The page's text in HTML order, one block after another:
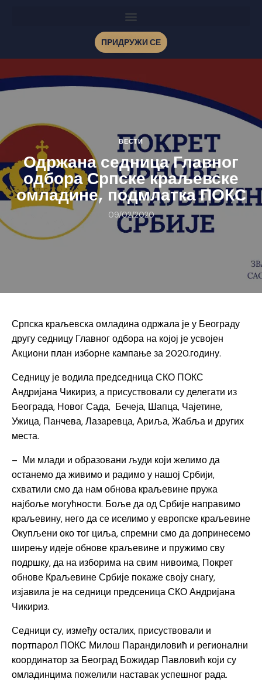
ПРИДРУЖИ СЕ
ВЕСТИ
Одржана седница Главног
одбора Српске краљевске
омладине, подмлатка ПОКС
09/02/2020
Српска краљевска омладина одржала је у Београду
другу седницу Главног одбора на којој је усвојен
Акциони план изборне кампање за 2020.годину.
Седницу је водила председница СКО ПОКС
Андријана Чикириз, а присуствовали су делегати из
Београда, Новог Сада, Бечеја, Шапца, Чајетине,
Ужица, Панчева, Лазаревца, Ариља, Жабља и других
места.
– Ми млади и образовани људи који желимо да
останемо да живимо и радимо у нашој Србији,
схватили смо да нам обнова краљевине пружа
најбоље могућности. Боље да од Србије направимо
краљевину, него да се иселимо у европске краљевине
Окупљени око тог циља, спремни смо да допринесемо
ширењу идеје обнове краљевине и пружимо сву
подршку, да на изборима на свим нивоима, Покрет
обнове Краљевине Србије покаже своју снагу,
изјавила је на седници предсеница СКО Андријана
Чикириз.
Седници су, између осталих, присуствовали и
портпарол ПОКС Милош Парандиловић и регионални
координатор за Београд Божидар Павловић који су
омладинцима пожелили наставак успешног рада.